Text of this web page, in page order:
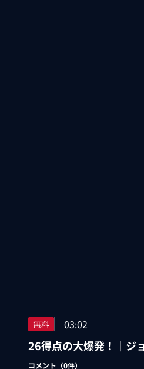
無料 03:02
26得点の大爆発！｜ジ
コメント（0件）